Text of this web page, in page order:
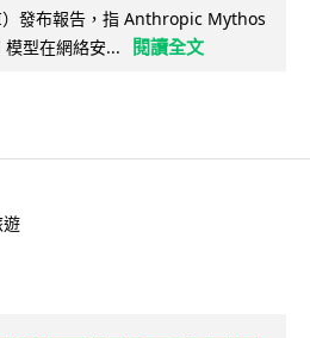
發布報告，指 Anthropic Mythos
型在網絡安...
閱讀全文